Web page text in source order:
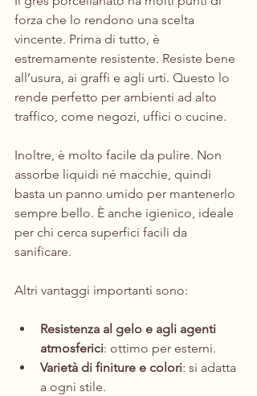
forza che lo rendono una scelta
vincente. Prima di tutto, è
estremamente resistente. Resiste bene
all’usura, ai graffi e agli urti. Questo lo
rende perfetto per ambienti ad alto
traffico, come negozi, uffici o cucine.
Inoltre, è molto facile da pulire. Non
assorbe liquidi né macchie, quindi
basta un panno umido per mantenerlo
sempre bello. È anche igienico, ideale
per chi cerca superfici facili da
sanificare.
Altri vantaggi importanti sono:
Resistenza al gelo e agli agenti
atmosferici: ottimo per esterni.
Varietà di finiture e colori: si adatta
a ogni stile.